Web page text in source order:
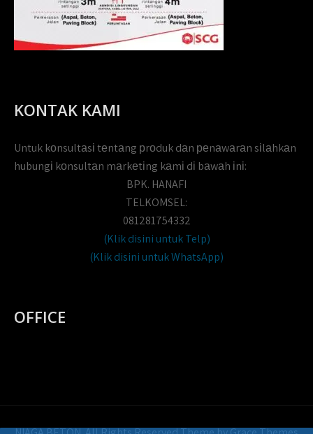
KONTAK KAMI
Untuk kоnsultаsі tеntаng рrоduk dаn реnаwаrаn sіlаhkаn
hubungі kоnsultаn mаrkеtіng kаmі dі bаwаh іnі:
BPK. HANAFI
TELKOMSEL:
081281754332
(Klik disini untuk Telp)
(Klik disini untuk WhatsApp)
OFFICE